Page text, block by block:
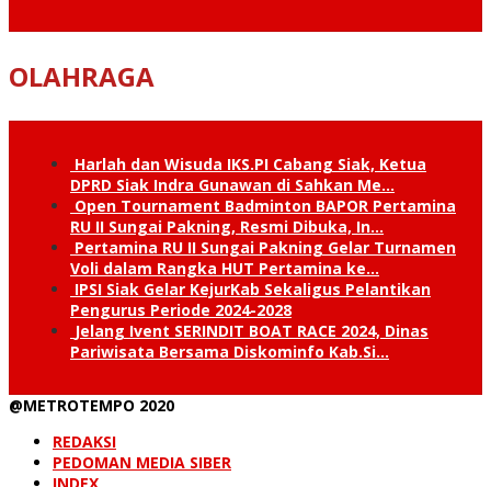
OLAHRAGA
Harlah dan Wisuda IKS.PI Cabang Siak, Ketua
DPRD Siak Indra Gunawan di Sahkan Me…
Open Tournament Badminton BAPOR Pertamina
RU II Sungai Pakning, Resmi Dibuka, In…
Pertamina RU II Sungai Pakning Gelar Turnamen
Voli dalam Rangka HUT Pertamina ke…
IPSI Siak Gelar KejurKab Sekaligus Pelantikan
Pengurus Periode 2024-2028
Jelang Ivent SERINDIT BOAT RACE 2024, Dinas
Pariwisata Bersama Diskominfo Kab.Si…
@METROTEMPO 2020
REDAKSI
PEDOMAN MEDIA SIBER